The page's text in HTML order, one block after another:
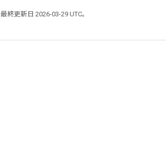
最終更新日 2026-03-29 UTC。